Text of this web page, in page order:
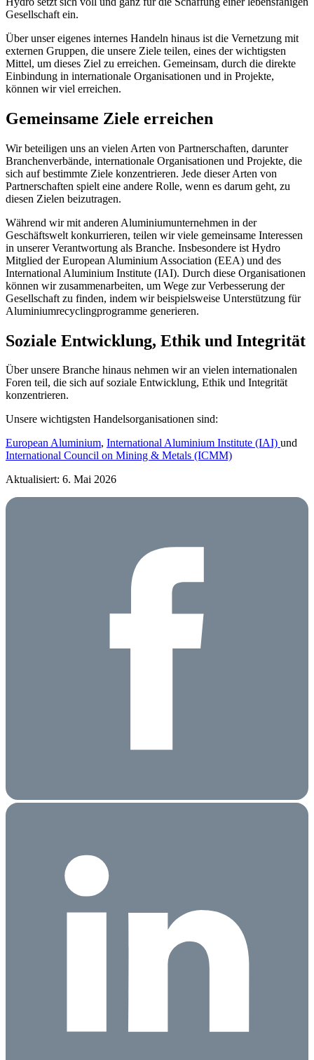
Gesellschaft ein.
Über unser eigenes internes Handeln hinaus ist die Vernetzung mit
externen Gruppen, die unsere Ziele teilen, eines der wichtigsten
Mittel, um dieses Ziel zu erreichen. Gemeinsam, durch die direkte
Einbindung in internationale Organisationen und in Projekte,
können wir viel erreichen.
Gemeinsame Ziele erreichen
Wir beteiligen uns an vielen Arten von Partnerschaften, darunter
Branchenverbände, internationale Organisationen und Projekte, die
sich auf bestimmte Ziele konzentrieren. Jede dieser Arten von
Partnerschaften spielt eine andere Rolle, wenn es darum geht, zu
diesen Zielen beizutragen.
Während wir mit anderen Aluminiumunternehmen in der
Geschäftswelt konkurrieren, teilen wir viele gemeinsame Interessen
in unserer Verantwortung als Branche. Insbesondere ist Hydro
Mitglied der European Aluminium Association (EEA) und des
International Aluminium Institute (IAI). Durch diese Organisationen
können wir zusammenarbeiten, um Wege zur Verbesserung der
Gesellschaft zu finden, indem wir beispielsweise Unterstützung für
Aluminiumrecyclingprogramme generieren.
Soziale Entwicklung, Ethik und Integrität
Über unsere Branche hinaus nehmen wir an vielen internationalen
Foren teil, die sich auf soziale Entwicklung, Ethik und Integrität
konzentrieren.
Unsere wichtigsten Handelsorganisationen sind:
European Aluminium, International Aluminium Institute (IAI) und
International Council on Mining & Metals (ICMM)
Aktualisiert: 6. Mai 2026